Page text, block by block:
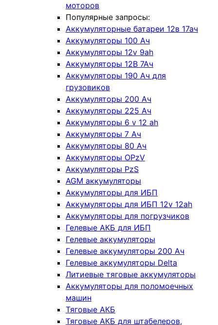
моторов
Популярные запросы:
Аккумуляторные батареи 12в 17ач
Аккумуляторы 100 Ач
Аккумуляторы 12v 9ah
Аккумуляторы 12В 7Ач
Аккумуляторы 190 Ач для
грузовиков
Аккумуляторы 200 Ач
Аккумуляторы 225 Ач
Аккумуляторы 6 v 12 ah
Аккумуляторы 7 Ач
Аккумуляторы 80 Ач
Аккумуляторы OPzV
Аккумуляторы PzS
AGM аккумуляторы
Аккумуляторы для ИБП
Аккумуляторы для ИБП 12v 12ah
Аккумуляторы для погрузчиков
Гелевые АКБ для ИБП
Гелевые аккумуляторы
Гелевые аккумуляторы 200 Ач
Гелевые аккумуляторы Delta
Литиевые тяговые аккумуляторы
Аккумуляторы для поломоечных
машин
Тяговые АКБ
Тяговые АКБ для штабелеров,